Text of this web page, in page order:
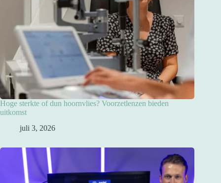
Hoge sterkte of dun hoornvlies? Voorzetlenzen bieden
uitkomst
juli 3, 2026